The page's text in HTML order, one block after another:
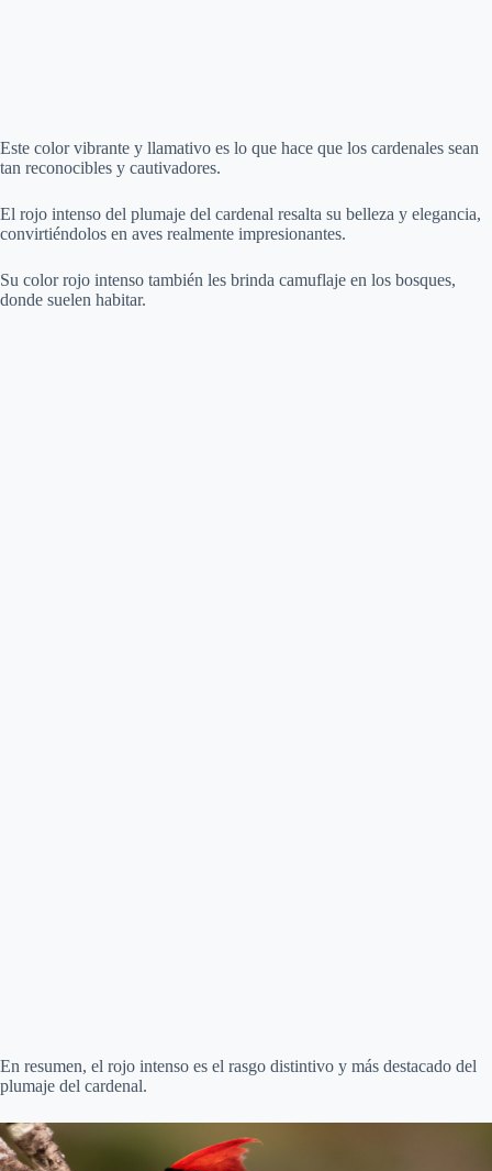
Este color vibrante y llamativo es lo que hace que los cardenales sean
tan reconocibles y cautivadores.
El rojo intenso del plumaje del cardenal resalta su belleza y elegancia,
convirtiéndolos en aves realmente impresionantes.
Su color rojo intenso también les brinda camuflaje en los bosques,
donde suelen habitar.
En resumen, el rojo intenso es el rasgo distintivo y más destacado del
plumaje del cardenal.